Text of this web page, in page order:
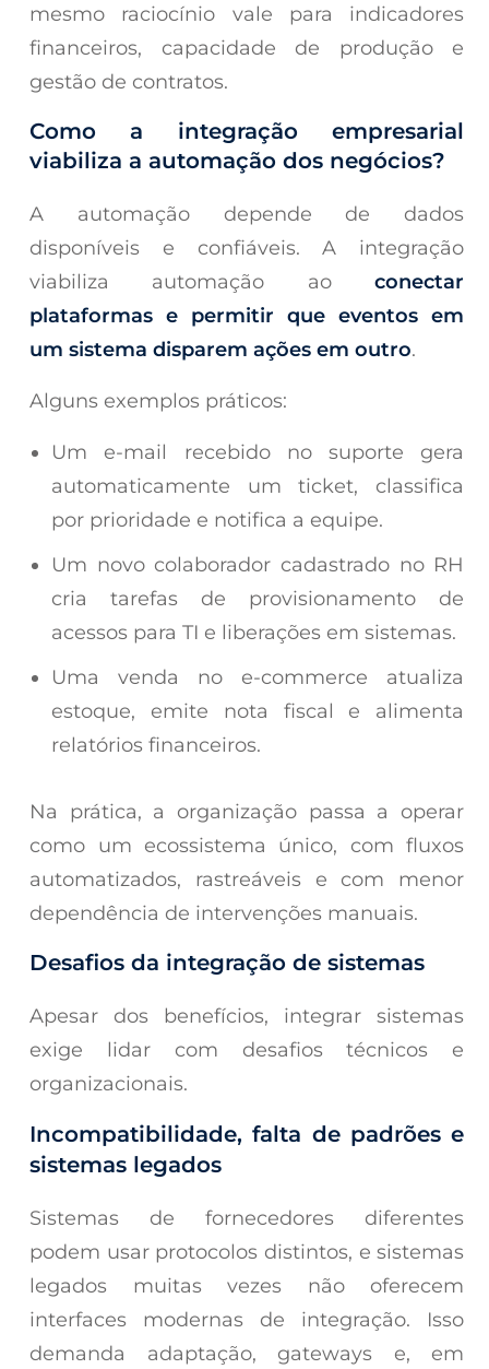
mesmo raciocínio vale para indicadores
financeiros, capacidade de produção e
gestão de contratos.
Como a integração empresarial
viabiliza a automação dos negócios?
A automação depende de dados
disponíveis e confiáveis. A integração
viabiliza automação aoconectar
plataformas e permitir que eventos em
um sistema disparem ações em outro.
Alguns exemplos práticos:
Um e-mail recebido no suporte gera
automaticamente um ticket, classifica
por prioridade e notifica a equipe.
Um novo colaborador cadastrado no RH
cria tarefas de provisionamento de
acessos para TI e liberações em sistemas.
Uma venda no e-commerce atualiza
estoque, emite nota fiscal e alimenta
relatórios financeiros.
Na prática, a organização passa a operar
como um ecossistema único, com fluxos
automatizados, rastreáveis e com menor
dependência de intervenções manuais.
Desafios da integração de sistemas
Apesar dos benefícios, integrar sistemas
exige lidar com desafios técnicos e
organizacionais.
Incompatibilidade, falta de padrões e
sistemas legados
Sistemas de fornecedores diferentes
podem usar protocolos distintos, e sistemas
legados muitas vezes não oferecem
interfaces modernas de integração. Isso
demanda adaptação, gateways e, em